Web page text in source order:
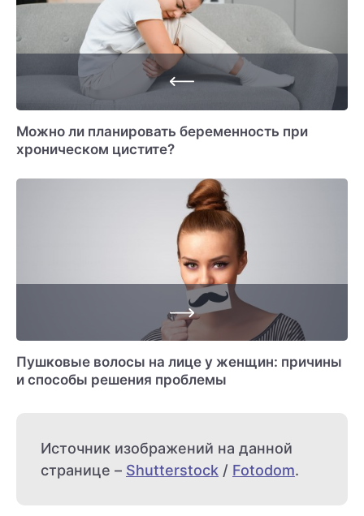
Можно ли планировать беременность при
хроническом цистите?
Пушковые волосы на лице у женщин: причины
и способы решения проблемы
Источник изображений на данной
странице – Shutterstock / Fotodom.